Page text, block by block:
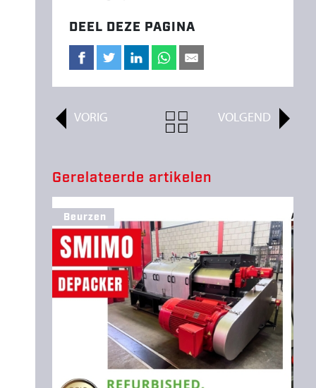
DEEL DEZE PAGINA
Gerelateerde artikelen
Beurzen
VORIG ALL
ARTICLES
VOLGEND